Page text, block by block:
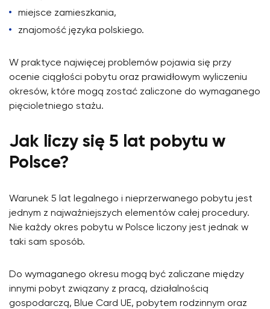
miejsce zamieszkania,
znajomość języka polskiego.
W praktyce najwięcej problemów pojawia się przy
ocenie ciągłości pobytu oraz prawidłowym wyliczeniu
okresów, które mogą zostać zaliczone do wymaganego
pięcioletniego stażu.
Jak liczy się 5 lat pobytu w
Polsce?
Warunek 5 lat legalnego i nieprzerwanego pobytu jest
jednym z najważniejszych elementów całej procedury.
Nie każdy okres pobytu w Polsce liczony jest jednak w
taki sam sposób.
Do wymaganego okresu mogą być zaliczane między
innymi pobyt związany z pracą, działalnością
gospodarczą, Blue Card UE, pobytem rodzinnym oraz